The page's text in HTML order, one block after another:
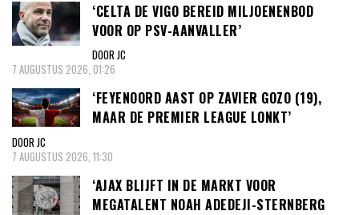
‘CELTA DE VIGO BEREID MILJOENENBOD
VOOR OP PSV-AANVALLER’
DOOR JC
7 AUGUSTUS 2026, 01:26
‘FEYENOORD AAST OP ZAVIER GOZO (19),
MAAR DE PREMIER LEAGUE LONKT’
DOOR JC
7 AUGUSTUS 2026, 11:30
‘AJAX BLIJFT IN DE MARKT VOOR
MEGATALENT NOAH ADEDEJI-STERNBERG